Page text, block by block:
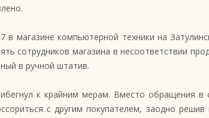
магазине компьютерной техники на
сотрудников магазина в несоответствии
в ручной штатив.
к крайним мерам. Вместо обращения
с другим покупателем, заодно